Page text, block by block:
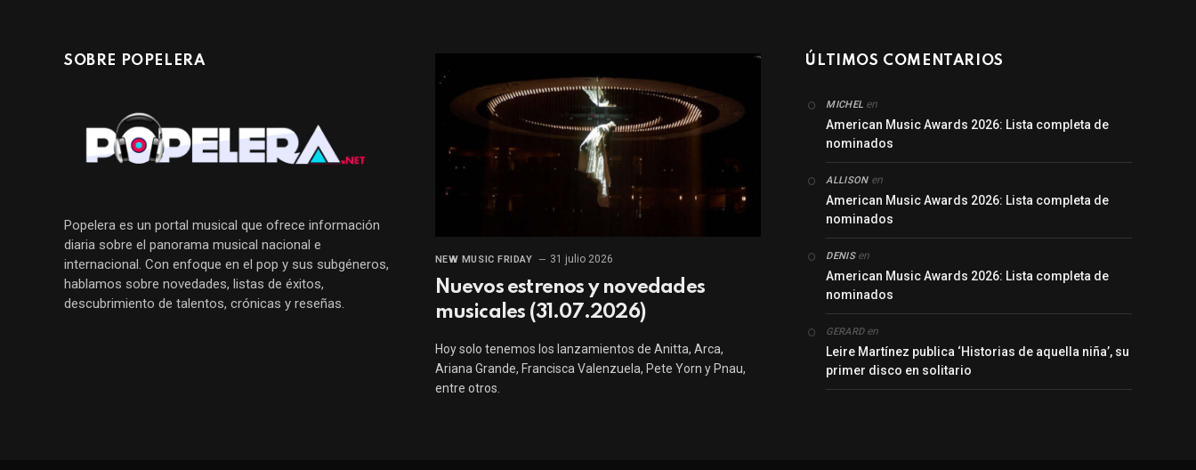
SOBRE POPELERA
Popelera es un portal musical que ofrece información
diaria sobre el panorama musical nacional e
internacional. Con enfoque en el pop y sus subgéneros,
hablamos sobre novedades, listas de éxitos,
descubrimiento de talentos, crónicas y reseñas.
NEW MUSIC FRIDAY 31 julio 2026
Nuevos estrenos y novedades
musicales (31.07.2026)
Hoy solo tenemos los lanzamientos de Anitta, Arca,
Ariana Grande, Francisca Valenzuela, Pete Yorn y Pnau,
entre otros.
ÚLTIMOS COMENTARIOS
MICHEL en
American Music Awards 2026: Lista completa de
nominados
ALLISONen
American Music Awards 2026: Lista completa de
nominados
DENISen
American Music Awards 2026: Lista completa de
nominados
GERARDen
Leire Martínez publica ‘Historias de aquella niña’, su
primer disco en solitario